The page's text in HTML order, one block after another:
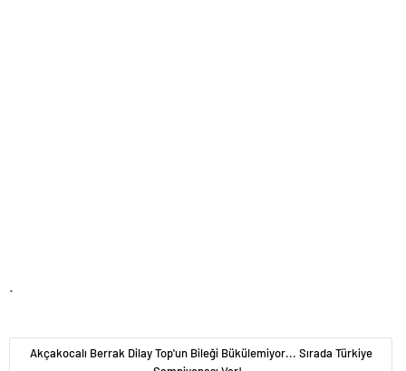
Akçakocalı Berrak Dilay Top'un Bileği Bükülemiyor... Sırada Türkiye